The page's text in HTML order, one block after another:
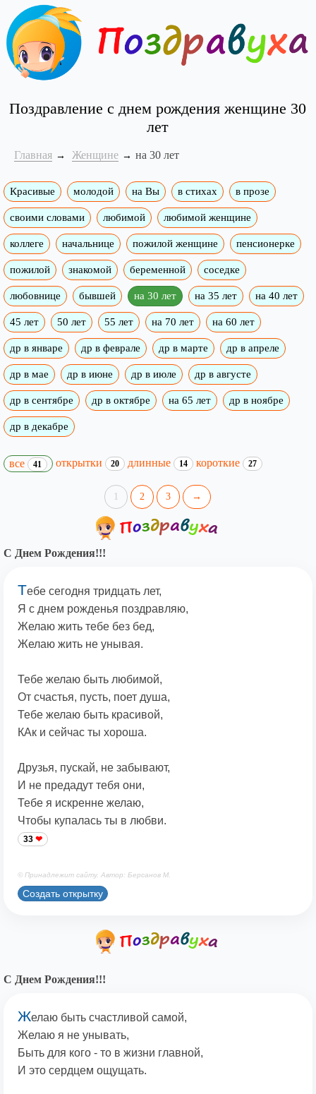
Поздравление с днем рождения женщине 30
лет
Главная Женщине на 30 лет
Красивые молодой на Вы в стихах в прозе
своими словами любимой любимой женщине
коллеге начальнице пожилой женщине пенсионерке
пожилой знакомой беременной соседке
любовнице бывшей на 30 лет на 35 лет на 40 лет
45 лет 50 лет 55 лет на 70 лет на 60 лет
др в январе др в феврале др в марте др в апреле
др в мае др в июне др в июле др в августе
др в сентябре др в октябре на 65 лет др в ноябре
др в декабре
все 41 открытки 20 длинные 14 короткие 27
1 2 3 →
С Днем Рождения!!!
Тебе сегодня тридцать лет,
Я с днем рожденья поздравляю,
Желаю жить тебе без бед,
Желаю жить не унывая.
Тебе желаю быть любимой,
От счастья, пусть, поет душа,
Тебе желаю быть красивой,
КАк и сейчас ты хороша.
Друзья, пускай, не забывают,
И не предадут тебя они,
Тебе я искренне желаю,
Чтобы купалась ты в любви.
33
© Принадлежит сайту. Автор: Берсанов М.
Создать открытку
С Днем Рождения!!!
Желаю быть счастливой самой,
Желаю я не унывать,
Быть для кого - то в жизни главной,
И это сердцем ощущать.